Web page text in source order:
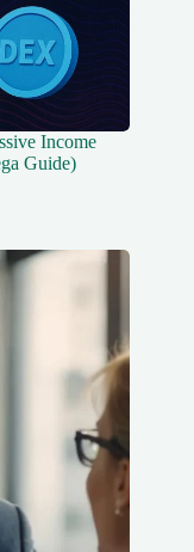
Income
Guide)